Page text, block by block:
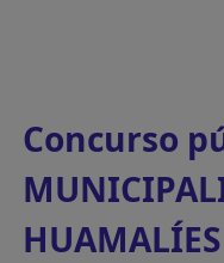
Concurso